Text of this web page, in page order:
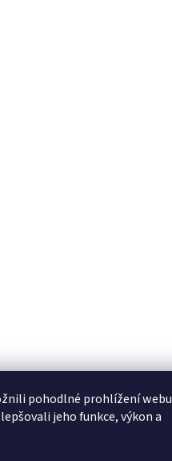
pohodlné prohlížení webu
jeho funkce, výkon a